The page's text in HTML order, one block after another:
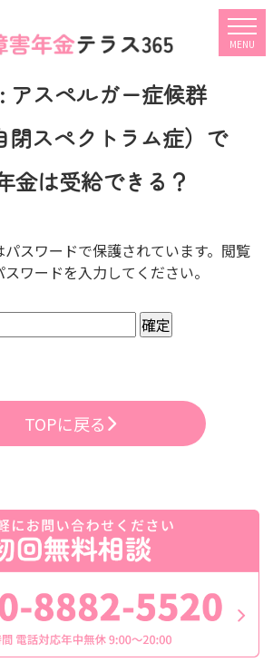
MENU
アスペルガー症候群
閉スペクトラム症）で
金は受給できる？
パスワードで保護されています。閲覧
ワードを入力してください。
TOPに戻る